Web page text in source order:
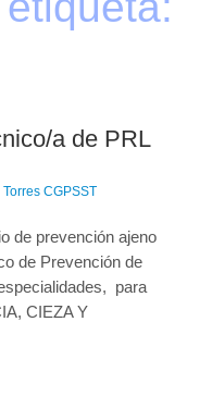
a de PRL
CGPSST
de prevención ajeno
de Prevención de
para
CIEZA Y